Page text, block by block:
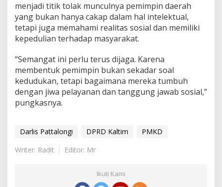
menjadi titik tolak munculnya pemimpin daerah
yang bukan hanya cakap dalam hal intelektual,
tetapi juga memahami realitas sosial dan memiliki
kepedulian terhadap masyarakat.
“Semangat ini perlu terus dijaga. Karena
membentuk pemimpin bukan sekadar soal
kedudukan, tetapi bagaimana mereka tumbuh
dengan jiwa pelayanan dan tanggung jawab sosial,”
pungkasnya.
Darlis Pattalongi DPRD Kaltim
PMKD
Writer: Radit
Editor: Mr
Ikuti Kami